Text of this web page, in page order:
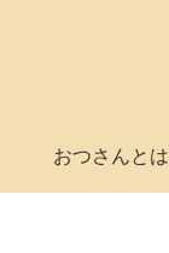
おつさんと